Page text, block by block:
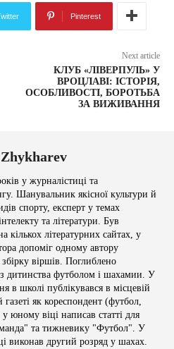
Pinterest
Next article
КЛУБ «ЛІВЕРПУЛЬ» У
ВРОЦЛАВІ: ІСТОРІЯ,
ОСОБЛИВОСТІ, БОРОТЬБА
ЗА ВИЖИВАННЯ
у журналістиці та
Шанувальник якісної культури й
спорту, експерт у темах
та літератури. Був
кількох літературних сайтах, у
допоміг одному автору
віршів. Поглиблено
дитинства футболом і шахамии. У
в школі публікувався в місцевій
газеті як кореспондент (футбол,
юному віці написав статті для
та тижневику "Футбол". У
виконав другий розряд у шахах.